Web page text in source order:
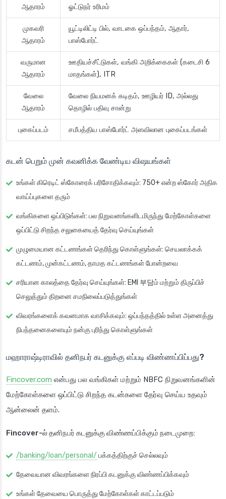
ஆதாரம் ஓட்டுநர் உரிமம்
முகவரி
ஆதாரம்
யூட்டிலிட்டி பில், வாடகை ஒப்பந்தம், ஆதார்,
பாஸ்போர்ட்
வருமான
ஆதாரம்
ஊதியச்சீட்டுகள், வங்கி அறிக்கைகள் (கடைசி 6
மாதங்கள்), ITR
வேலை
ஆதாரம்
வேலை நியமனக் கடிதம், ஊழியர் ID, அல்லது
தொழில் பதிவு சான்று
புகைப்படம் சமீபத்திய பாஸ்போர்ட் அளவிலான புகைப்படங்கள்
கடன் பெறும் முன் கவனிக்க வேண்டிய விஷயங்கள்
உங்கள் கிரெடிட் ஸ்கோரைக் பரிசோதிக்கவும்: 750+ என்ற ஸ்கோர் அதிக
வாய்ப்புகளை தரும்
வங்கிகளை ஒப்பிடுங்கள்: பல நிறுவனங்களிடமிருந்து மேற்கோள்களை
ஒப்பிட்டு சிறந்த சலுகையைத் தேர்வு செய்யுங்கள்
முழுமையான கட்டணங்கள் தெரிந்து கொள்ளுங்கள்: செயலாக்கக்
கட்டணம், முன்கட்டணம், தாமத கட்டணங்கள் போன்றவை
சரியான காலத்தை தேர்வு செய்யுங்கள்: EMI 부담ம் மற்றும் திருப்பிச்
செலுத்தும் திறனை சமநிலைப்படுத்துங்கள்
விவரங்களைக் கவனமாக வாசிக்கவும்: ஒப்பந்தத்தில் உள்ள அனைத்து
நிபந்தனைகளையும் நன்கு புரிந்து கொள்ளுங்கள்
மஹாராஷ்டிராவில் தனிநபர் கடனுக்கு எப்படி விண்ணப்பிப்பது?
Fincover.com என்பது பல வங்கிகள் மற்றும் NBFC நிறுவனங்களின்
மேற்கோள்களை ஒப்பிட்டு சிறந்த கடன்களை தேர்வு செய்ய உதவும்
ஆன்லைன் தளம்.
Fincover-ல் தனிநபர் கடனுக்கு விண்ணப்பிக்கும் நடைமுறை:
/banking/loan/personal/ பக்கத்திற்குச் செல்லவும்
தேவையான விவரங்களை நிரப்பி கடனுக்கு விண்ணப்பிக்கவும்
உங்கள் தேவையை பொருத்து மேற்கோள்கள் காட்டப்படும்